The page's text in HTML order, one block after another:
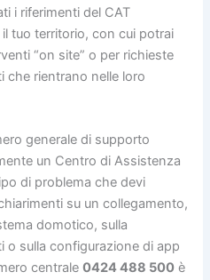
i riferimenti del CAT
tuo territorio, con cui potrai
“on site” o per richieste
che rientrano nelle loro
generale di supporto
un Centro di Assistenza
di problema che devi
su un collegamento,
domotico, sulla
sulla configurazione di app
centrale0424 488 500 è